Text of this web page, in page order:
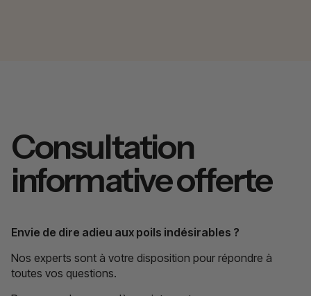
Consultation
informative offerte
Envie de dire adieu aux poils indésirables ?
Nos experts sont à votre disposition pour répondre à
toutes vos questions.